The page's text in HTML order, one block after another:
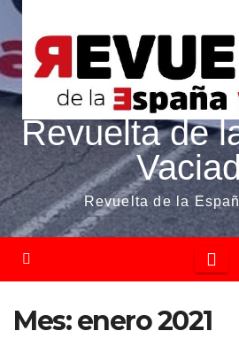
Revuelta de
Revuelta de la
Mes:enero 2021